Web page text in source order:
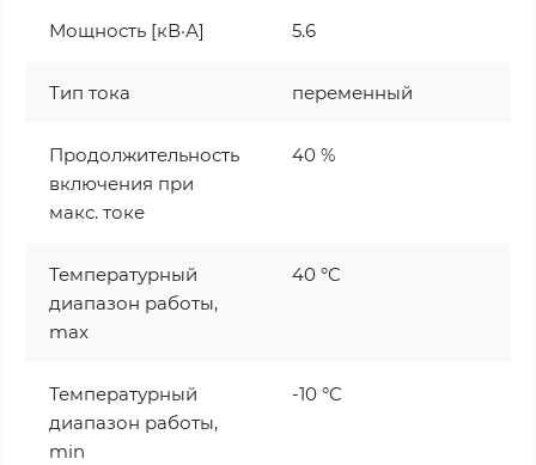
Мощность [кВ·А] 5.6
Тип тока переменный
Продолжительность
включения при
макс. токе
40 %
Температурный
диапазон работы,
max
40 °C
Температурный
диапазон работы,
min
-10 °C